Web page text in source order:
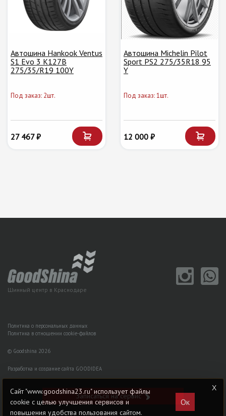
Автошина Hankook Ventus
S1 Evo 3 K127B
275/35/R19 100Y
Под заказ: 2шт.
27 467 ₽
Автошина Michelin Pilot
Sport PS2 275/35R18 95
Y
Под заказ: 1шт.
12 000 ₽
Шинный центр в Краснодаре
Политика о персональных данных
Политика в отношении cookie-файлов
© Goodshina 2026
Разработка и создание сайта GOODIDEA
Записаться на сервис
Сайт "www.goodshina23.ru" использует файлы
cookie с целью улучшения сервисов и
повышения удобства пользования сайтом.
Ок